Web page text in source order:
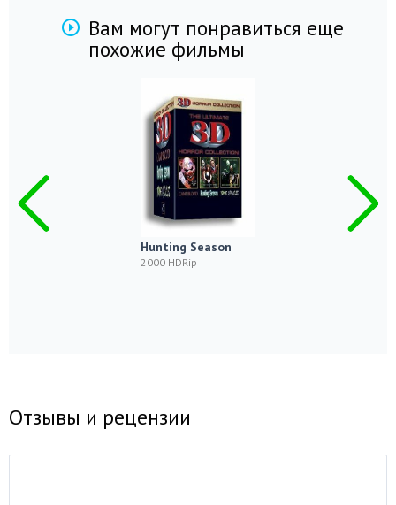
Вам могут понравиться еще
похожие фильмы
Hunting Season
2000 HDRip
Отзывы и рецензии